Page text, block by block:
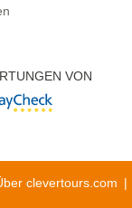
VON
clevertours.com